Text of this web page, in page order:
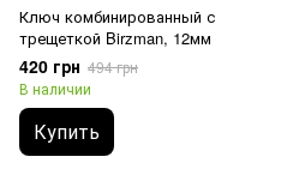
Ключ комбинированный с
трещеткой Birzman, 12мм
420 грн 494 грн
В наличии
Купить